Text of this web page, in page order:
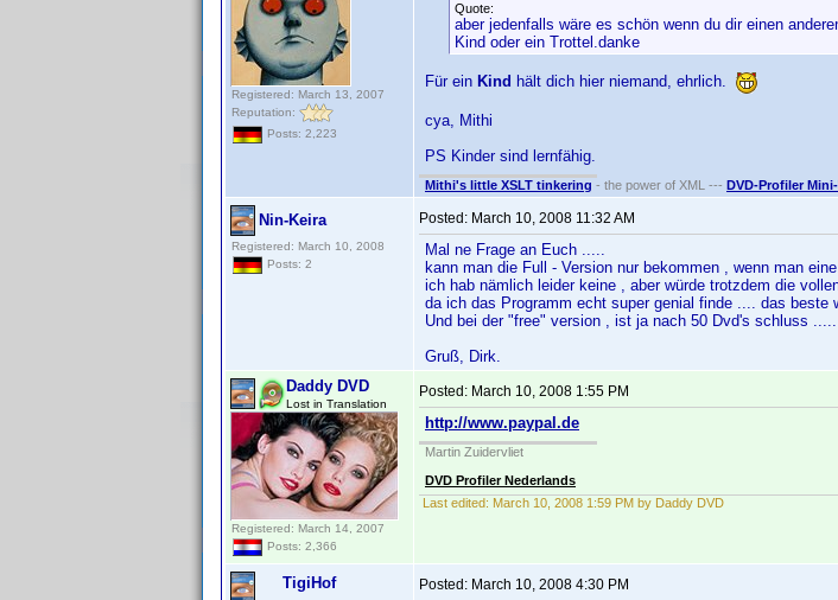
Registered: March 13, 2007
Reputation:
Posts: 2,223
Quote:
aber jedenfalls wäre es schön wenn du dir einen
Kind oder ein Trottel.danke
Für ein Kind hält dich hier niemand, ehrlich.
cya, Mithi
PS Kinder sind lernfähig.
Mithi's little XSLT tinkering - the power of XML --- DVD-Profiler
Nin-Keira
Registered: March 10, 2008
Posts: 2
Posted: March 10, 2008 11:32 AM
Mal ne Frage an Euch .....
kann man die Full - Version nur bekommen , wenn man
ich hab nämlich leider keine , aber würde trotzdem die
da ich das Programm echt super genial finde .... das beste
Und bei der "free" version , ist ja nach 50 Dvd's schluss .....
Gruß, Dirk.
Daddy DVD
Lost in Translation
Registered: March 14, 2007
Posts: 2,366
Posted: March 10, 2008 1:55 PM
http://www.paypal.de
Martin Zuidervliet
DVD Profiler Nederlands
Last edited: March 10, 2008 1:59 PM by Daddy DVD
TigiHof Posted: March 10, 2008 4:30 PM